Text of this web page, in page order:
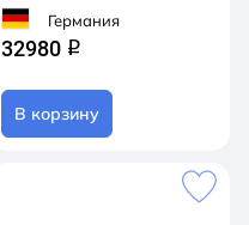
Германия
32980 q
В корзину